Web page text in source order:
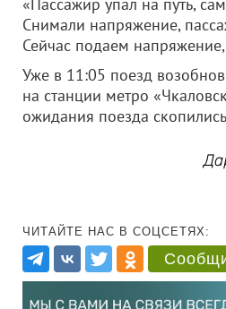
Снимали напряжение,
Сейчас подаем
Уже в 11:05 поезд
на станции метро
ожидания поезда
ЧИТАЙТЕ НАС В СОЦСЕТЯХ: